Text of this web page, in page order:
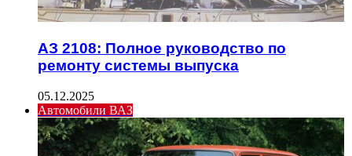
АЗ 2108: Полное руководство по
ремонту системы выпуска
05.12.2025
Автомобили ВАЗ